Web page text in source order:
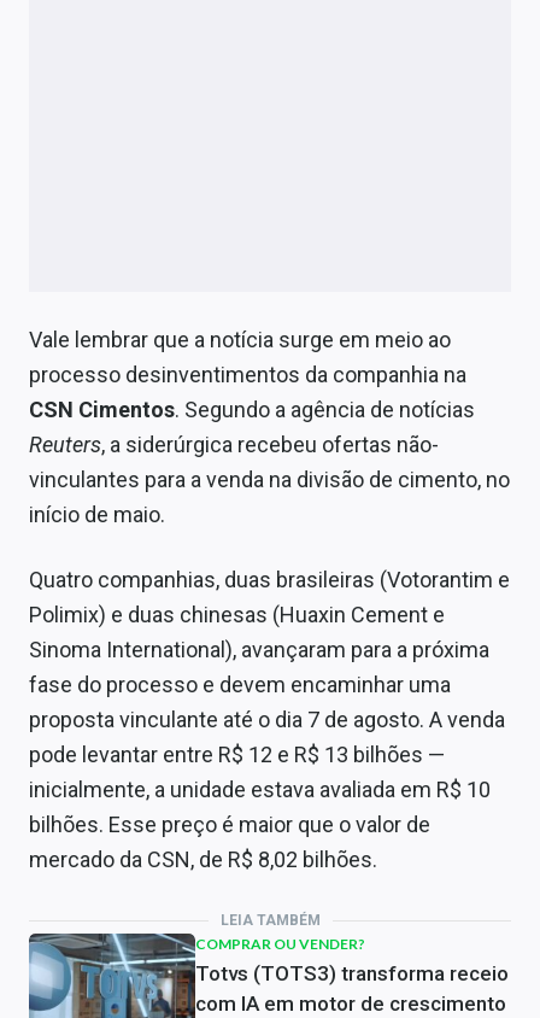
Vale lembrar que a notícia surge em meio ao
processo desinventimentos da companhia na
CSN Cimentos. Segundo a agência de notícias
Reuters, a siderúrgica recebeu ofertas não-
vinculantes para a venda na divisão de cimento, no
início de maio.
Quatro companhias, duas brasileiras (Votorantim e
Polimix) e duas chinesas (Huaxin Cement e
Sinoma International), avançaram para a próxima
fase do processo e devem encaminhar uma
proposta vinculante até o dia 7 de agosto. A venda
pode levantar entre R$ 12 e R$ 13 bilhões —
inicialmente, a unidade estava avaliada em R$ 10
bilhões. Esse preço é maior que o valor de
mercado da CSN, de R$ 8,02 bilhões.
LEIA TAMBÉM
COMPRAR OU VENDER?
Totvs (TOTS3) transforma receio
com IA em motor de crescimento